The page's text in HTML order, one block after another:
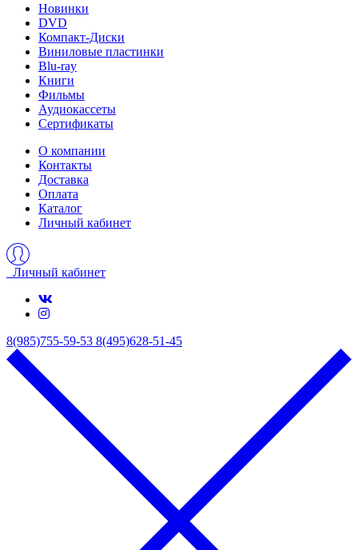
Новинки
DVD
Компакт-Диски
Виниловые пластинки
Blu-ray
Книги
Фильмы
Аудиокассеты
Сертификаты
О компании
Контакты
Доставка
Оплата
Каталог
Личный кабинет
Личный кабинет
8(985)755-59-53 8(495)628-51-45